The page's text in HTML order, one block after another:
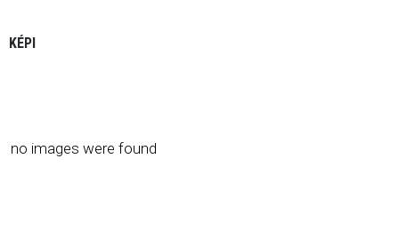
KÉPI
no images were found